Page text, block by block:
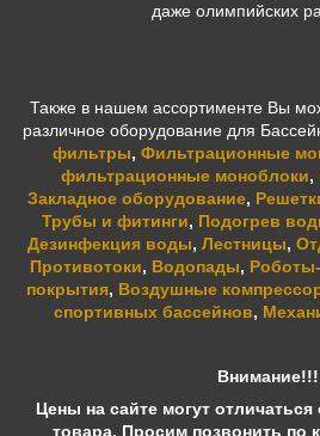
даже олимпийских
Также в нашем ассортименте Вы
различное оборудование для
фильтры, Фильтрационные
фильтрационные моноблоки,
Закладное оборудование,
Трубы и фитинги, Подогрев
Дезинфекция воды, Лестницы,
Противотоки, Водопады,
покрытия, Воздушные
спортивных бассейнов,
Внимание!!!
Цены на сайте могут
товара. Просим позвонить по